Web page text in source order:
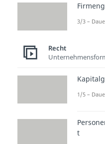
und
Das
vor allem
das an
3/3 –
Recht
1/5 –
t